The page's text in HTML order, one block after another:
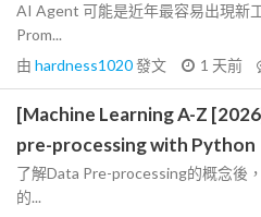
AI Agent 可能是近年最容易出現新
Prom...
由 hardness1020發文 1 天前
[Machine Learning A-Z
pre-processing with Python
了解Data Pre-processing的概念後
的...